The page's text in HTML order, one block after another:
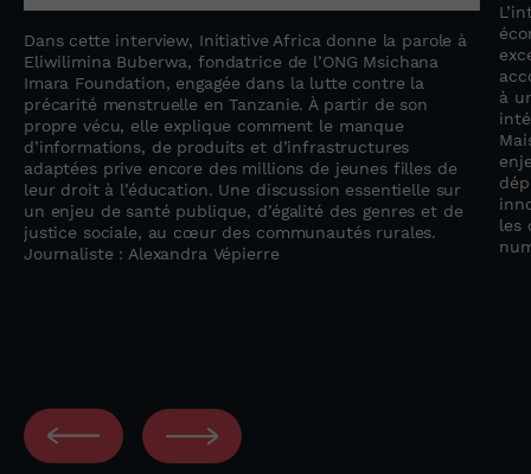
Dans cette interview, Initiative Africa donne la parole à
Eliwilimina Buberwa, fondatrice de l’ONG Msichana
Imara Foundation, engagée dans la lutte contre la
précarité menstruelle en Tanzanie. À partir de son
propre vécu, elle explique comment le manque
d’informations, de produits et d’infrastructures
adaptées prive encore des millions de jeunes filles de
leur droit à l’éducation. Une discussion essentielle sur
un enjeu de santé publique, d’égalité des genres et de
justice sociale, au cœur des communautés rurales.
Journaliste : Alexandra Vépierre
à
les